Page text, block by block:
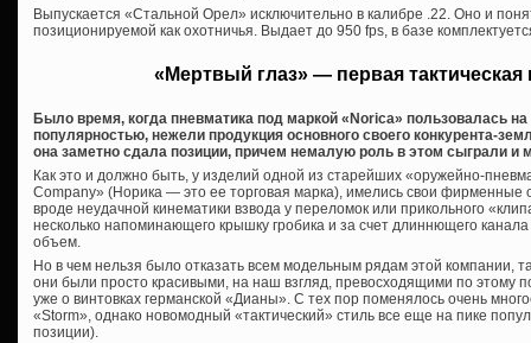
Выпускается «Стальной Орел» исключительно в калибре .22. Оно и
позиционируемой как охотничья. Выдает до 950 fps, в базе
«Мертвый глаз» — первая тактическая
Было время, когда пневматика под маркой «Norica» пользовалась
популярностью, нежели продукция основного своего конкурента-
она заметно сдала позиции, причем немалую роль в этом сыграли и
Как это и должно быть, у изделий одной из старейших «оружейно-
Company» (Норика — это ее торговая марка), имелись свои фирменные
вроде неудачной кинематики взвода у переломок или прикольного
несколько напоминающего крышку гробика и за счет длиннющего
объем.
Но в чем нельзя было отказать всем модельным рядам этой компании,
они были просто красивыми, на наш взгляд, превосходящими по этому
уже о винтовках германской «Дианы». С тех пор поменялось очень
«Storm», однако новомодный «тактический» стиль все еще на пике
позиции).